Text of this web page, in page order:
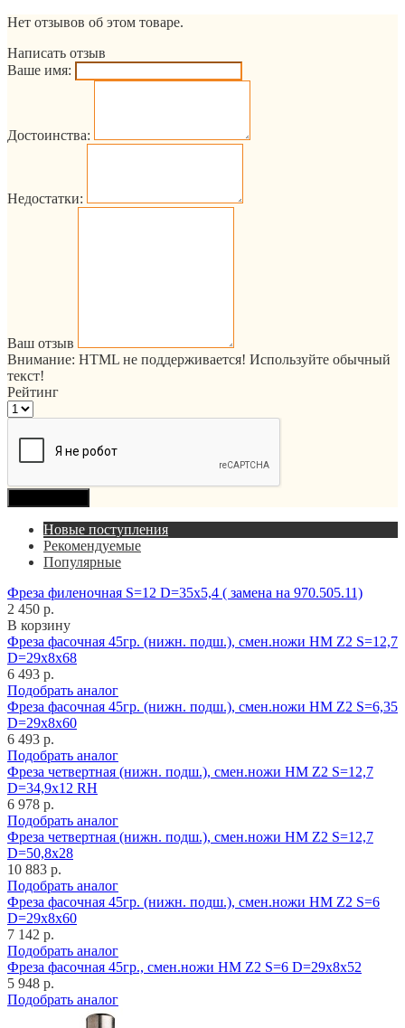
Нет отзывов об этом товаре.
Написать отзыв
Ваше имя:
Достоинства:
Недостатки:
Ваш отзыв
Внимание: HTML не поддерживается! Используйте обычный
текст!
Рейтинг
Новые поступления
Рекомендуемые
Популярные
Фреза филеночная S=12 D=35x5,4 ( замена на 970.505.11)
2 450 р.
В корзину
Фреза фасочная 45гр. (нижн. подш.), смен.ножи HM Z2 S=12,7
D=29x8x68
6 493 р.
Подобрать аналог
Фреза фасочная 45гр. (нижн. подш.), смен.ножи HM Z2 S=6,35
D=29x8x60
6 493 р.
Подобрать аналог
Фреза четвертная (нижн. подш.), смен.ножи HM Z2 S=12,7
D=34,9x12 RH
6 978 р.
Подобрать аналог
Фреза четвертная (нижн. подш.), смен.ножи HM Z2 S=12,7
D=50,8x28
10 883 р.
Подобрать аналог
Фреза фасочная 45гр. (нижн. подш.), смен.ножи HM Z2 S=6
D=29x8x60
7 142 р.
Подобрать аналог
Фреза фасочная 45гр., смен.ножи HM Z2 S=6 D=29x8x52
5 948 р.
Подобрать аналог